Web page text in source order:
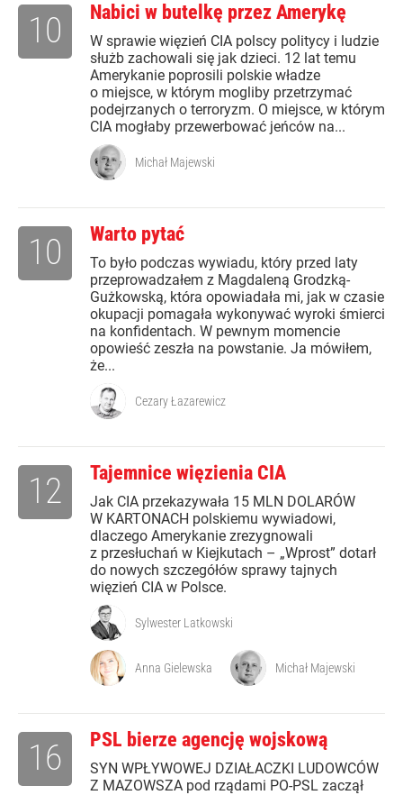
Nabici w butelkę przez Amerykę
W sprawie więzień CIA polscy politycy i ludzie
służb zachowali się jak dzieci. 12 lat temu
Amerykanie poprosili polskie władze
o miejsce, w którym mogliby przetrzymać
podejrzanych o terroryzm. O miejsce, w którym
CIA mogłaby przewerbować jeńców na...
10
Michał Majewski
Warto pytać
To było podczas wywiadu, który przed laty
przeprowadzałem z Magdaleną Grodzką-
Gużkowską, która opowiadała mi, jak w czasie
okupacji pomagała wykonywać wyroki śmierci
na konfidentach. W pewnym momencie
opowieść zeszła na powstanie. Ja mówiłem,
że...
10
Cezary Łazarewicz
Tajemnice więzienia CIA
Jak CIA przekazywała 15 MLN DOLARÓW
W KARTONACH polskiemu wywiadowi,
dlaczego Amerykanie zrezygnowali
z przesłuchań w Kiejkutach – „Wprost” dotarł
do nowych szczegółów sprawy tajnych
więzień CIA w Polsce.
12
Sylwester Latkowski
Anna Gielewska Michał Majewski
PSL bierze agencję wojskową
SYN WPŁYWOWEJ DZIAŁACZKI LUDOWCÓW
Z MAZOWSZA pod rządami PO-PSL zaczął
16